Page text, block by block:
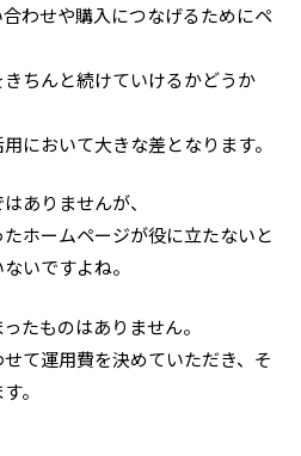
わせや購入につなげるためにペ
ちんと続けていけるかどうか
において大きな差となります。
ありませんが、
ホームページが役に立たないと
いですよね。
たものはありません。
て運用費を決めていただき、そ
。